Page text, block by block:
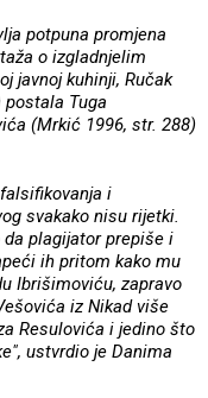
potpuna promjena
o izgladnjelim
javnoj kuhinji, Ručak
Tuga
(Mrkić 1996, str. 288)
i
svakako nisu rijetki.
plagijator prepiše i
ih pritom kako mu
Ibrišimoviću, zapravo
iz Nikad više
Resulovića i jedino što
ustvrdio je Danima